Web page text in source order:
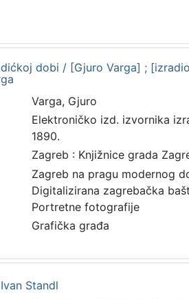
dobi / [Gjuro Varga] ;
Varga, Gjuro
Elektroničko izd. izvornika
1890.
Zagreb : Knjižnice grada
Zagreb na pragu modernog
Digitalizirana zagrebačka
Portretne fotografije
Grafička građa
Standl